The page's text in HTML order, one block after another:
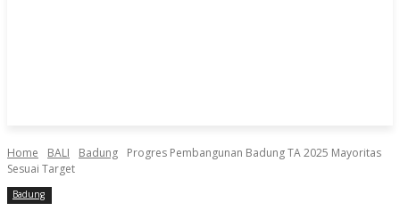
Home BALI Badung
Progres Pembangunan Badung TA 2025 Mayoritas
Sesuai Target
Badung